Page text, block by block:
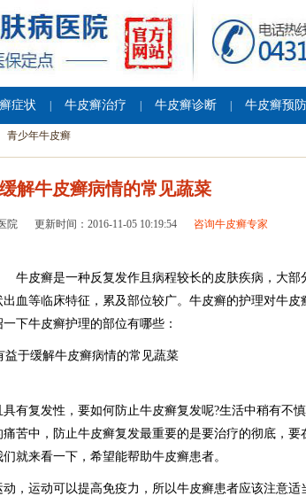
症状 牛皮癣治疗 牛皮癣诊断 牛皮癣预防
青少年牛皮癣
解牛皮癣病情的常见蔬菜
院 更新时间：2016-11-05 10:19:54 咨询牛皮癣专家
皮癣是一种反复发作且病程较长的皮肤疾病，大部
血等临床特征，累及部位较广。牛皮癣的护理对牛皮
下牛皮癣护理的部位有哪些：
复发性，要如何防止牛皮癣复发呢?生活中稍有不
苦中，防止牛皮癣复发最重要的是要治疗的彻底，要
就来看一下，希望能帮助牛皮癣患者。
运动可以提高免疫力，所以牛皮癣患者应该注意适